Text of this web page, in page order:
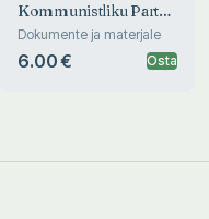
Kommunistliku Partei
I kongress
Dokumente ja materjale
6.00 € Osta